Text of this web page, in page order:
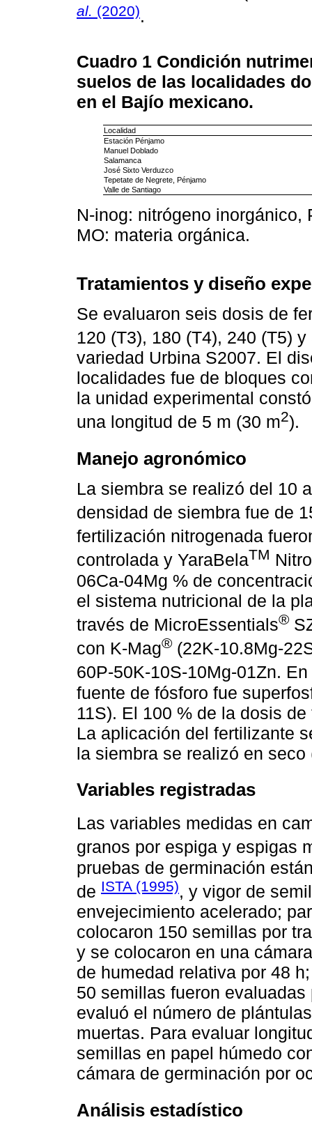
al. (2020).
Cuadro 1 Condición
suelos de las localidades
en el Bajío mexicano.
Localidad
Estación Pénjamo
Manuel Doblado
Salamanca
José Sixto Verduzco
Tepetate de Negrete, Pénjamo
Valle de Santiago
N-inog: nitrógeno
MO: materia orgánica.
Tratamientos y diseño
Se evaluaron seis dosis de
120 (T3), 180 (T4), 240 (T5)
variedad Urbina S2007. El
localidades fue de bloques
la unidad experimental
una longitud de 5 m (30 m2).
Manejo agronómico
La siembra se realizó del 10
densidad de siembra fue de
fertilización nitrogenada
controlada y YaraBelaTM
06Ca-04Mg % de
el sistema nutricional de la
través de MicroEssentials®
con K-Mag® (22K-10.8Mg-
60P-50K-10S-10Mg-01Zn.
fuente de fósforo fue
11S). El 100 % de la dosis
La aplicación del fertilizante
la siembra se realizó en seco
Variables registradas
Las variables medidas en
granos por espiga y espigas
pruebas de germinación
de ISTA (1995), y vigor de
envejecimiento acelerado;
colocaron 150 semillas por
y se colocaron en una
de humedad relativa por 48
50 semillas fueron
evaluó el número de
muertas. Para evaluar
semillas en papel húmedo
cámara de germinación por
Análisis estadístico